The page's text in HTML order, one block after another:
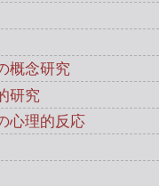
概念研究
研究
心理的反応